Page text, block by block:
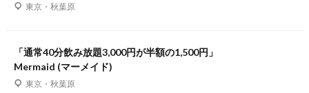
東京・秋葉原
「通常40分飲み放題3,000円が半額の1,500円」
Mermaid (マーメイド)
東京・秋葉原